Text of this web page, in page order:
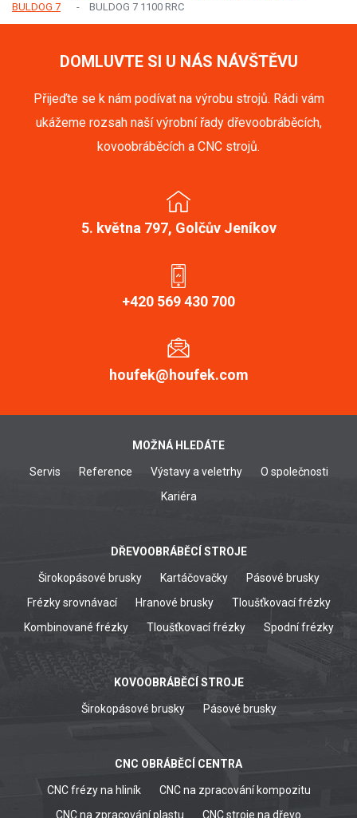
BULDOG 7
BULDOG 7 1100 RRC
DOMLUVTE SI U NÁS NÁVŠTĚVU
Přijeďte se k nám podívat na výrobu strojů. Rádi vám
ukážeme rozsah naší výrobní řady dřevoobráběcích,
kovoobráběcích a CNC strojů.
5. května 797, Golčův Jeníkov
+420 569 430 700
houfek@houfek.com
MOŽNÁ HLEDÁTE
Servis Reference Výstavy a veletrhy
O společnosti
Kariéra
DŘEVOOBRÁBĚCÍ STROJE
Širokopásové brusky Kartáčovačky
Pásové brusky
Frézky srovnávací
Hranové brusky
Tloušťkovací frézky
Kombinované frézky
Tloušťkovací frézky Spodní frézky
KOVOOBRÁBĚCÍ STROJE
Širokopásové brusky Pásové brusky
CNC OBRÁBĚCÍ CENTRA
CNC frézy na hliník
CNC na zpracování kompozitu
CNC na zpracování plastu
CNC stroje na dřevo